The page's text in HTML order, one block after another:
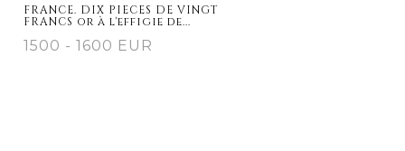
FRANCE. DIX PIECES DE VINGT
FRANCS or à l'effigie de...
1500 - 1600 EUR